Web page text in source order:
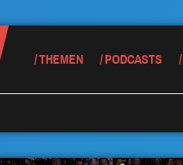
THEMEN PODCASTS